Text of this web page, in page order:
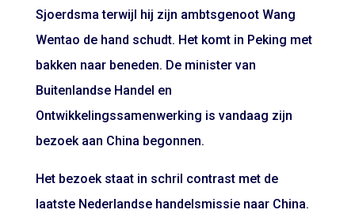
Sjoerdsma terwijl hij zijn ambtsgenoot Wang
Wentao de hand schudt. Het komt in Peking met
bakken naar beneden. De minister van
Buitenlandse Handel en
Ontwikkelingssamenwerking is vandaag zijn
bezoek aan China begonnen.
Het bezoek staat in schril contrast met de
laatste Nederlandse handelsmissie naar China.